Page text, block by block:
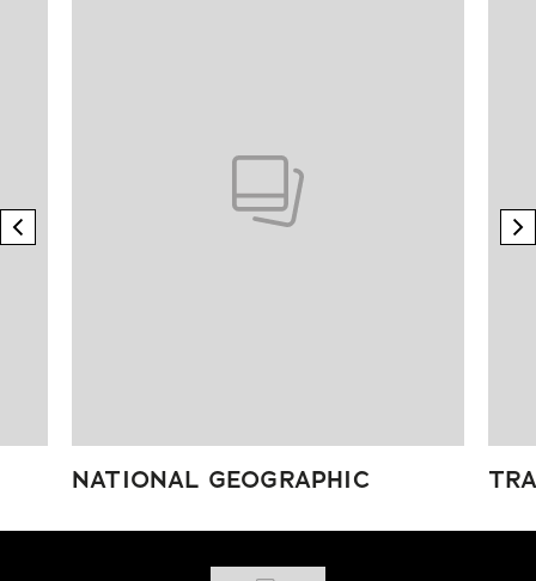
previous element
NATIONAL GEOGRAPHIC